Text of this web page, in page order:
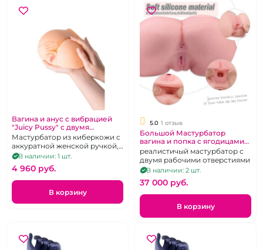
Вагина и анус с вибрацией
"Juicy Pussy" c двумя
тунелями
Мастурбатор из киберкожи с
аккуратной женской ручкой,
внутри приятные ребрышки,
тугой обжим
В наличии: 1 шт.
4 960 pуб.
В корзину
5.0 1 отзыв
Большой Мастурбатор
вагина и попка с ягодицами
"Sexy Body"
реалистичый мастурбатор с
двумя рабочими отверстиями
В наличии: 2 шт.
37 000 pуб.
В корзину